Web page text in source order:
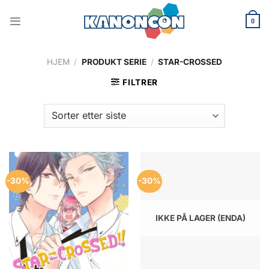
0
HJEM / PRODUKT SERIE / STAR-CROSSED
FILTRER
-30% -30%
IKKE PÅ LAGER (ENDA)